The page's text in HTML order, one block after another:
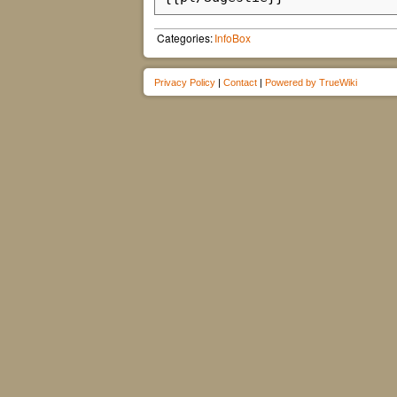
Categories:InfoBox
Privacy Policy | Contact | Powered by TrueWiki